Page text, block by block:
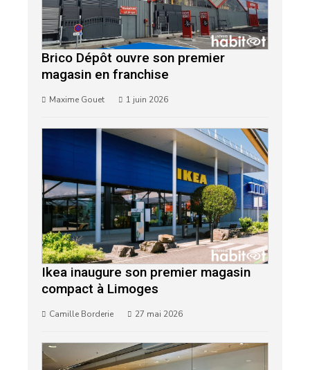
Brico Dépôt ouvre son premier
magasin en franchise
Maxime Gouet 1 juin 2026
Ikea inaugure son premier magasin
compact à Limoges
Camille Borderie 27 mai 2026